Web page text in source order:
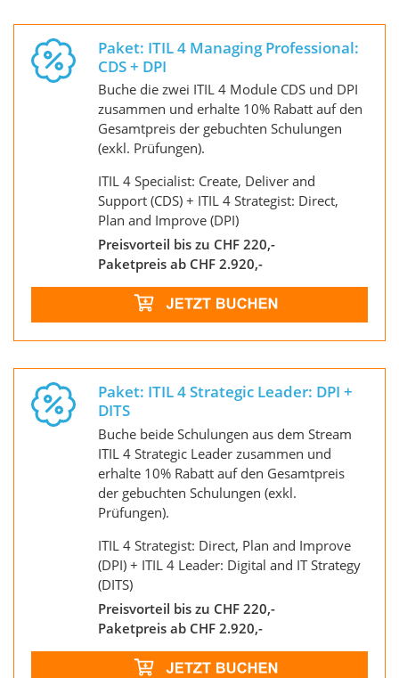
Paket: ITIL 4 Managing Professional:
CDS + DPI
Buche die zwei ITIL 4 Module CDS und DPI
zusammen und erhalte 10% Rabatt auf den
Gesamtpreis der gebuchten Schulungen
(exkl. Prüfungen).
ITIL 4 Specialist: Create, Deliver and
Support (CDS) + ITIL 4 Strategist: Direct,
Plan and Improve (DPI)
Preisvorteil bis zu CHF 220,-
Paketpreis ab CHF 2.920,-
Paket: ITIL 4 Strategic Leader: DPI +
DITS
Buche beide Schulungen aus dem Stream
ITIL 4 Strategic Leader zusammen und
erhalte 10% Rabatt auf den Gesamtpreis
der gebuchten Schulungen (exkl.
Prüfungen).
ITIL 4 Strategist: Direct, Plan and Improve
(DPI) + ITIL 4 Leader: Digital and IT Strategy
(DITS)
Preisvorteil bis zu CHF 220,-
Paketpreis ab CHF 2.920,-